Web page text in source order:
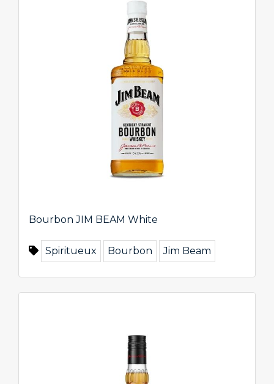
Bourbon JIM BEAM White
Spiritueux Bourbon Jim Beam